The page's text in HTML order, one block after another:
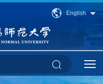
English